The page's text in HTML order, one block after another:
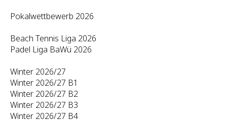
Pokalwettbewerb 2026
Beach Tennis Liga 2026
Padel Liga BaWü 2026
Winter 2026/27
Winter 2026/27 B1
Winter 2026/27 B2
Winter 2026/27 B3
Winter 2026/27 B4